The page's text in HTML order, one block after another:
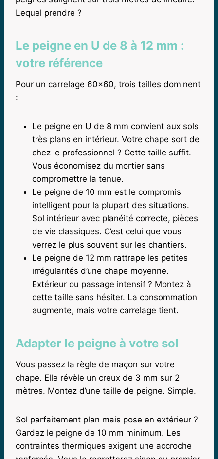
Lequel prendre ?
Le peigne en U de 8 à 12 mm :
votre référence
Pour un carrelage 60×60, trois tailles dominent
:
Le peigne en U de 8 mm convient aux sols
très plans en intérieur. Votre chape sort de
chez le professionnel ? Cette taille suffit.
Vous économisez du mortier sans
compromettre la tenue.
Le peigne de 10 mm est le compromis
intelligent pour la plupart des situations.
Sol intérieur avec planéité correcte, pièces
de vie classiques. C’est celui que vous
verrez le plus souvent sur les chantiers.
Le peigne de 12 mm rattrape les petites
irrégularités d’une chape moyenne.
Extérieur ou passage intensif ? Montez à
cette taille sans hésiter. La consommation
augmente, mais votre carrelage tient.
Adapter le peigne à votre sol
Vous passez la règle de maçon sur votre
chape. Elle révèle un creux de 3 mm sur 2
mètres. Montez d’une taille de peigne. Simple.
Sol parfaitement plan mais pose en extérieur ?
Gardez le peigne de 10 mm minimum. Les
contraintes thermiques exigent une accroche